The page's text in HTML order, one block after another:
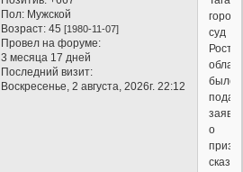
Пол: Мужской
Возраст: 45[1980-11-07]
Провел на форуме:
3 месяца 17 дней
Последний визит:
Воскресенье, 2 августа, 2026г. 22:12
суд
было
о
сказки